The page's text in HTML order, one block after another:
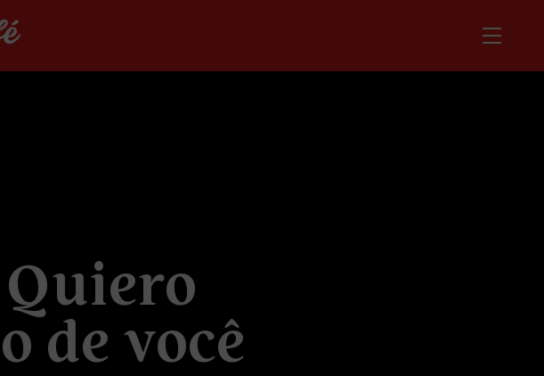
Quiero
o de você